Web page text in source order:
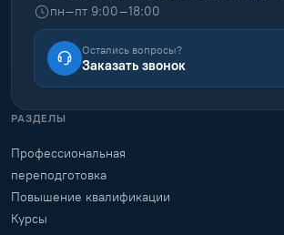
пн–пт 9:00–18:00
Остались вопросы?
Заказать звонок
РАЗДЕЛЫ
Профессиональная
переподготовка
Повышение квалификации
Курсы